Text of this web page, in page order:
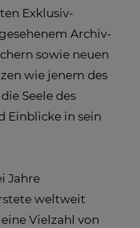
Exklusiv-
Archiv-
sowie neuen
wie jenem des
Seele des
Einblicke in sein
Jahre
weltweit
Vielzahl von